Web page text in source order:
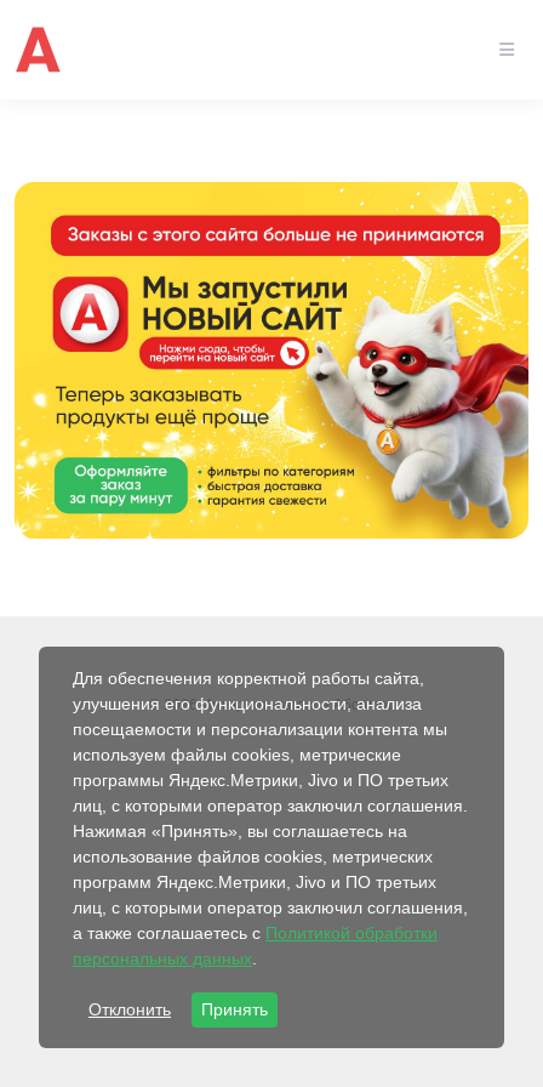
© 2026 Интернет-магазин Абсолют
Для обеспечения корректной работы сайта,
улучшения его функциональности, анализа
посещаемости и персонализации контента мы
используем файлы cookies, метрические
программы Яндекс.Метрики, Jivo и ПО третьих
лиц, с которыми оператор заключил соглашения.
Нажимая «Принять», вы соглашаетесь на
использование файлов cookies, метрических
программ Яндекс.Метрики, Jivo и ПО третьих
лиц, с которыми оператор заключил соглашения,
а также соглашаетесь с Политикой обработки
персональных данных
Отклонить Принять